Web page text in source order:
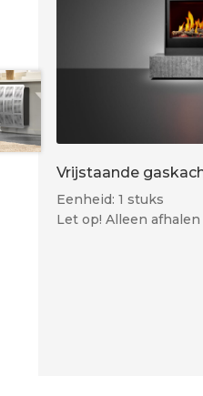
Vrijstaande
Eenheid: 1 stuks
Let op! Alleen afhalen